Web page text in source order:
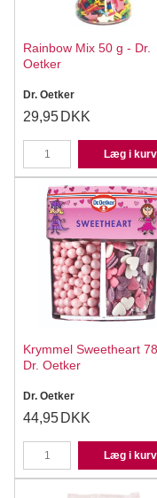
Rainbow Mix 50 g - Dr.
Oetker
Dr. Oetker
29,95 DKK
Læg i kurv
Krymmel Sweetheart
Dr. Oetker
Dr. Oetker
44,95 DKK
Læg i kurv